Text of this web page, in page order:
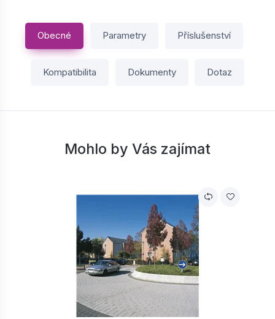
Obecné Parametry Příslušenství
Kompatibilita Dokumenty Dotaz
Mohlo by Vás zajímat